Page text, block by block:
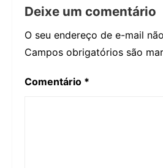
Deixe um comentário
O seu endereço de e-mail
Campos obrigatórios são
Comentário *